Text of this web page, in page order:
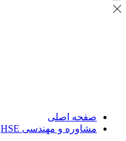
صفحه اصلی
مشاوره و مهندسی HSE